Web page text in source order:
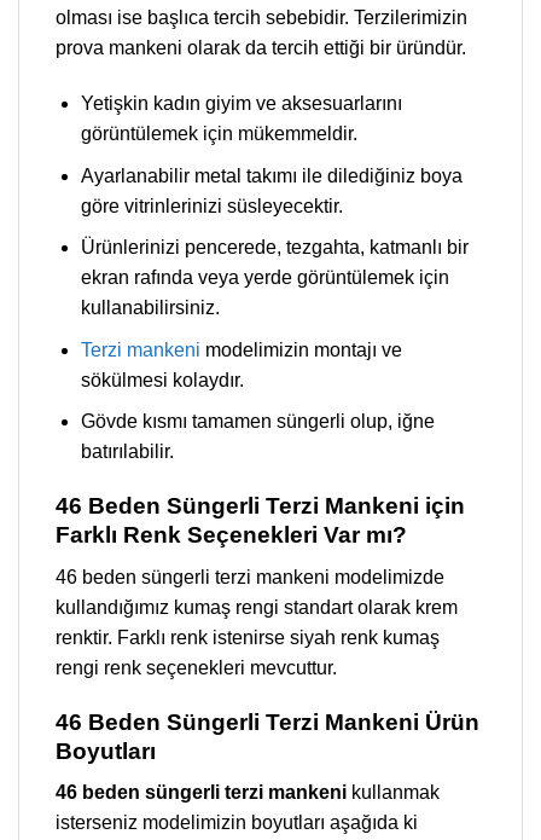
olması ise başlıca tercih sebebidir. Terzilerimizin
prova mankeni olarak da tercih ettiği bir üründür.
Yetişkin kadın giyim ve aksesuarlarını
görüntülemek için mükemmeldir.
Ayarlanabilir metal takımı ile dilediğiniz boya
göre vitrinlerinizi süsleyecektir.
Ürünlerinizi pencerede, tezgahta, katmanlı bir
ekran rafında veya yerde görüntülemek için
kullanabilirsiniz.
Terzi mankeni modelimizin montajı ve
sökülmesi kolaydır.
Gövde kısmı tamamen süngerli olup, iğne
batırılabilir.
46 Beden Süngerli Terzi Mankeni için
Farklı Renk Seçenekleri Var mı?
46 beden süngerli terzi mankeni modelimizde
kullandığımız kumaş rengi standart olarak krem
renktir. Farklı renk istenirse siyah renk kumaş
rengi renk seçenekleri mevcuttur.
46 Beden Süngerli Terzi Mankeni Ürün
Boyutları
46 beden süngerli terzi mankeni kullanmak
isterseniz modelimizin boyutları aşağıda ki